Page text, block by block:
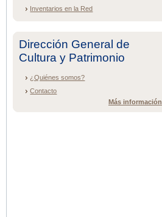
Inventarios en la Red
Dirección General de
Cultura y Patrimonio
¿Quiénes somos?
Contacto
Más información